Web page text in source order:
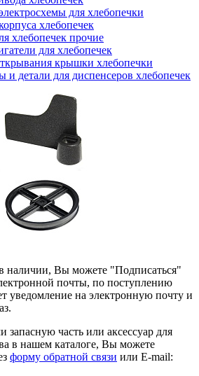
для хлебопечки
хлебопечек
хлебопечек прочие
для хлебопечек
крышки хлебопечки
и детали для диспенсеров хлебопечек
наличии, Вы можете "Подписаться"
почты, по поступлению
уведомление на электронную почту и
часть или аксессуар для
в нашем каталоге, Вы можете
форму обратной связи или E-mail: